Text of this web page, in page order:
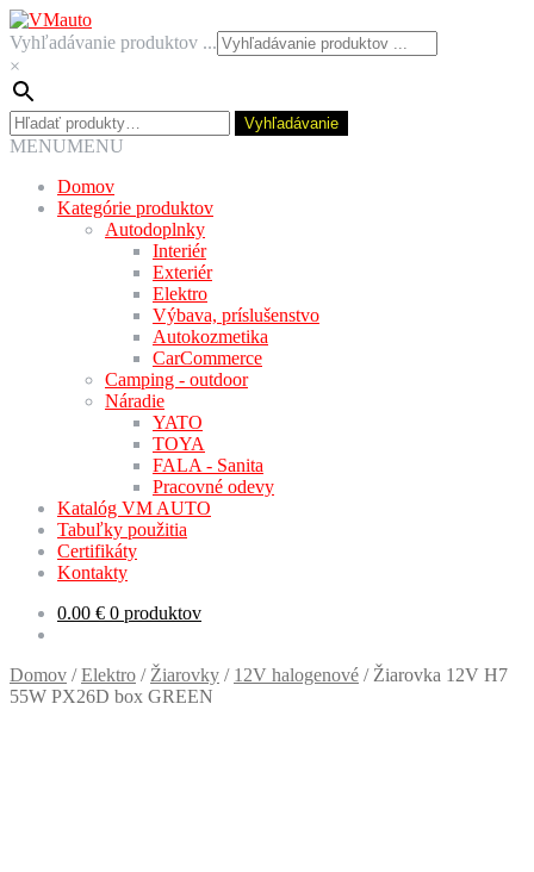
Preskočiť
na
navigáciu
Preskočiť
na
obsah
Vyhľadávanie produktov ...
×
Hľadať: Vyhľadávanie
MENUMENU
Domov
Kategórie produktov
Autodoplnky
Interiér
Exteriér
Elektro
Výbava, príslušenstvo
Autokozmetika
CarCommerce
Camping - outdoor
Náradie
YATO
TOYA
FALA - Sanita
Pracovné odevy
Katalóg VM AUTO
Tabuľky použitia
Certifikáty
Kontakty
0.00 € 0 produktov
Domov /Elektro / Žiarovky / 12V halogenové / Žiarovka 12V H7
55W PX26D box GREEN